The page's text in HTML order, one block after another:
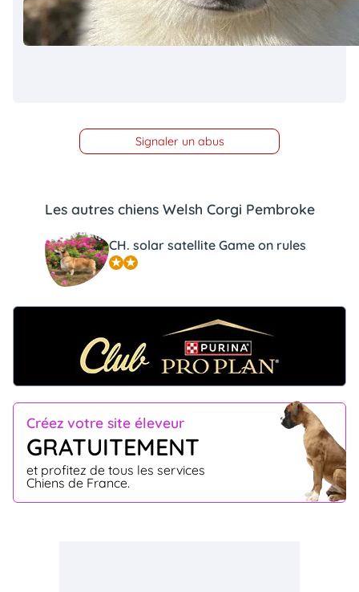
Signaler un abus
Créez votre site éleveur
GRATUITEMENT
et profitez de tous les services
Chiens de France.
Les autres chiens Welsh Corgi Pembroke
CH. solar satellite Game on rules